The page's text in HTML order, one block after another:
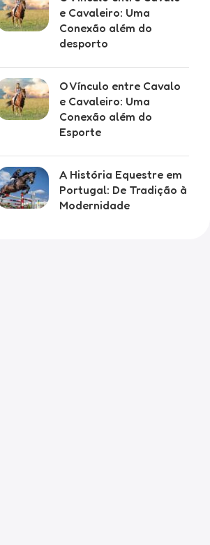
e Cavaleiro: Uma
Conexão além do
desporto
O Vínculo entre Cavalo
e Cavaleiro: Uma
Conexão além do
Esporte
A História Equestre em
Portugal: De Tradição à
Modernidade